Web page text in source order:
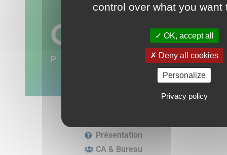
Présentation
CA & Bureau
control over what you want
OK, accept all
Deny all cookies
Personalize
Privacy policy